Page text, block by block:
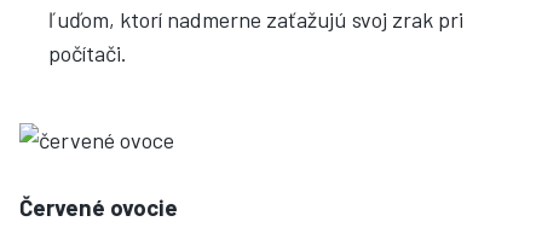
ľuďom, ktorí nadmerne zaťažujú svoj zrak pri
počítači.
Červené ovocie